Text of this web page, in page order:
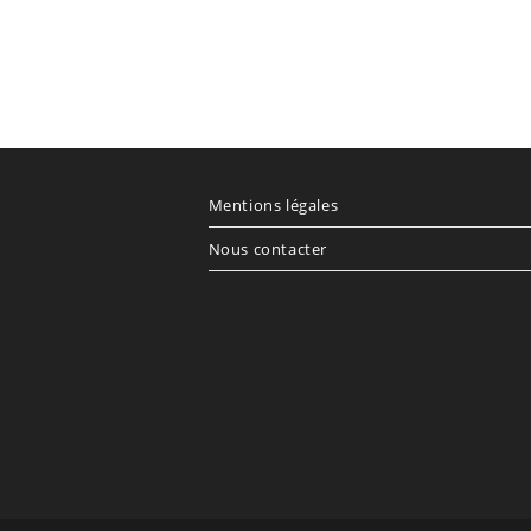
Mentions légales
Nous contacter